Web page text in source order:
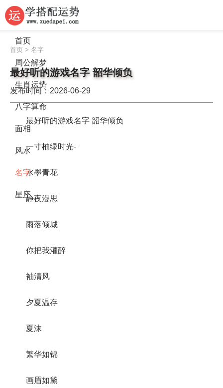
首页
周公解梦
生肖运势
八字算命
面相
风水
名字
星座
首页 > 名字
最好听的游戏名字 韶华倾负
发布时间：2026-06-29
最好听的游戏名字 韶华倾负
一寸柚绿时光-
水墨青花
静夜漫思
雨落倾城
你把我灌醉
袖清风
夕夏温存
夏沫
繁华如锦
画眉如黛